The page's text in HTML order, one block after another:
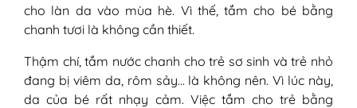
cho làn da vào mùa hè. Vì thế, tắm cho bé bằng
chanh tươi là không cần thiết.
Thậm chí, tắm nước chanh cho trẻ sơ sinh và trẻ nhỏ
đang bị viêm da, rôm sảy… là không nên. Vì lúc này,
da của bé rất nhạy cảm. Việc tắm cho trẻ bằng